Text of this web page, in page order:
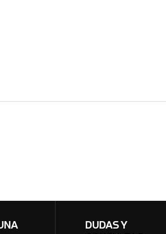
DUDAS Y